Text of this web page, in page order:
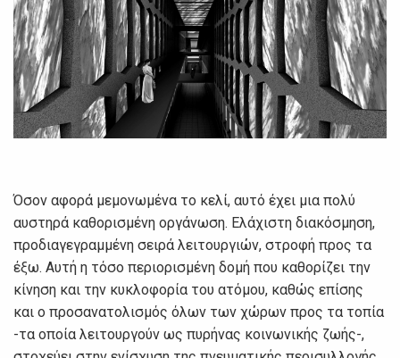
Όσον αφορά μεμονωμένα το κελί, αυτό έχει μια πολύ
αυστηρά καθορισμένη οργάνωση. Ελάχιστη διακόσμηση,
προδιαγεγραμμένη σειρά λειτουργιών, στροφή προς τα
έξω. Αυτή η τόσο περιορισμένη δομή που καθορίζει την
κίνηση και την κυκλοφορία του ατόμου, καθώς επίσης
και ο προσανατολισμός όλων των χώρων προς τα τοπία
-τα οποία λειτουργούν ως πυρήνας κοινωνικής ζωής-,